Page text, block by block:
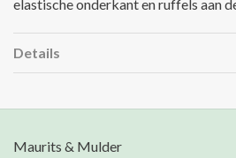
elastische onderkant en ruffels aan
Details
Maurits & Mulder